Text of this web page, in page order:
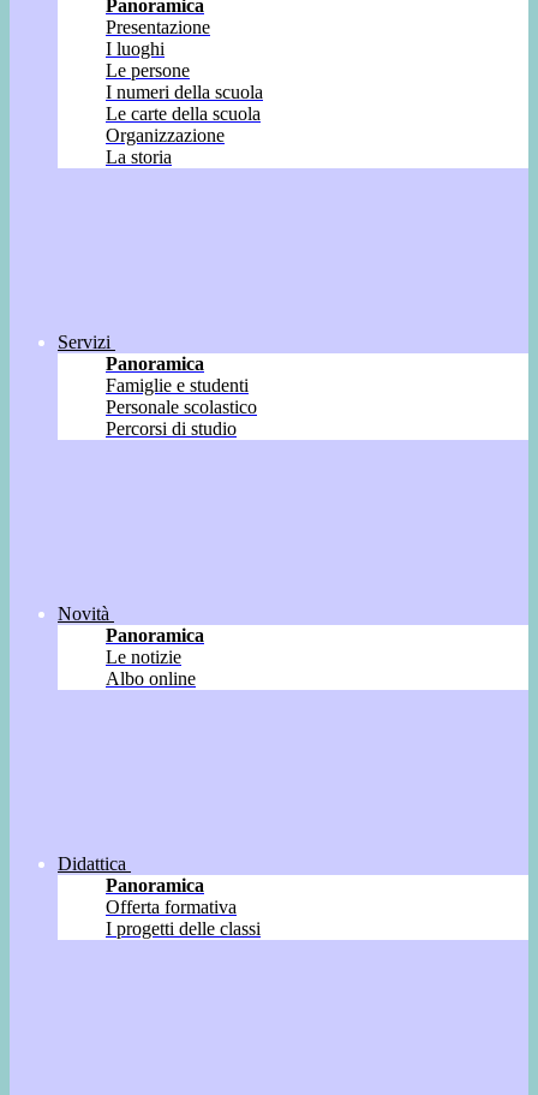
Panoramica
Presentazione
I luoghi
Le persone
I numeri della scuola
Le carte della scuola
Organizzazione
La storia
Servizi
Panoramica
Famiglie e studenti
Personale scolastico
Percorsi di studio
Novità
Panoramica
Le notizie
Albo online
Didattica
Panoramica
Offerta formativa
I progetti delle classi